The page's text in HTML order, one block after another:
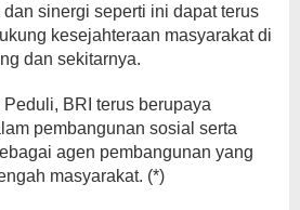
sinergi seperti ini dapat terus
kesejahteraan masyarakat di
dan sekitarnya.
BRI terus berupaya
pembangunan sosial serta
agen pembangunan yang
masyarakat. (*)